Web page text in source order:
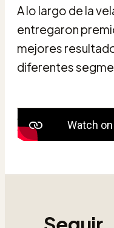
A lo largo de la
entregaron
mejores
diferentes